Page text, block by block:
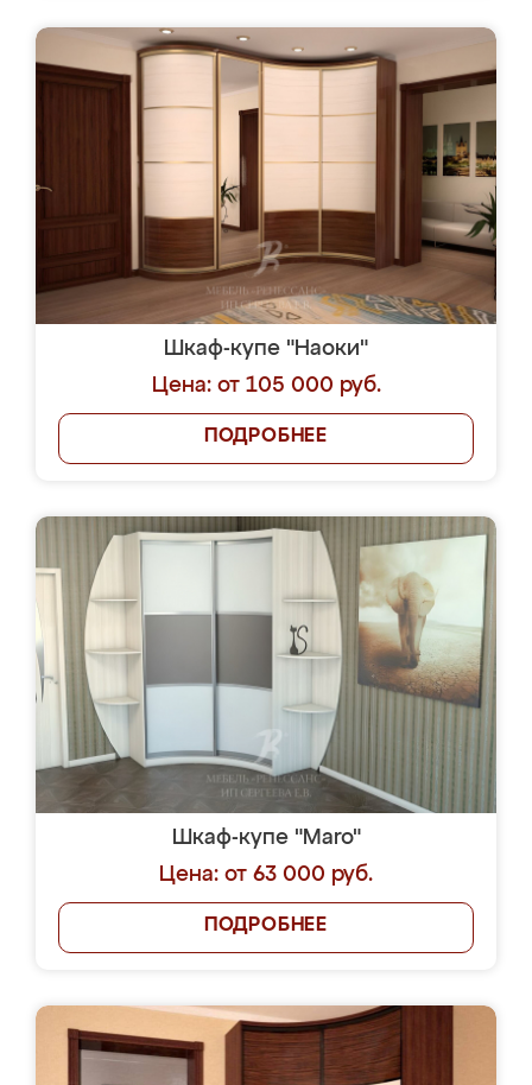
Шкаф-купе "Наоки"
Цена: от 105 000 руб.
ПОДРОБНЕЕ
Шкаф-купе "Maro"
Цена: от 63 000 руб.
ПОДРОБНЕЕ